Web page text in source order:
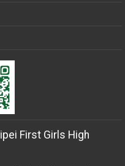
First Girls High